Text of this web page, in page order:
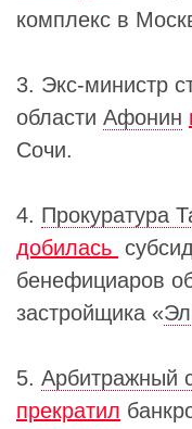
комплекс в
3. Экс-министр
области Афонин
Сочи.
4. Прокуратура
добилась
бенефициаров
застройщика «
5. Арбитражный
прекратил